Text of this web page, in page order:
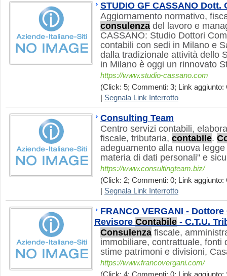
STUDIO GF CASSANO
Aggiornamento normativo,
consulenza del lavoro e
CASSANO: Studio Dottori
contabili con sedi in Milano e
dalla tradizionale attività dello
in Milano è oggi un rinnovato
https://www.studio-cassano.com
(Click: 5; Commenti: 3; Link aggiunto:
Segnala Link Interrotto
Consulting Team
Centro servizi contabili,
fiscale, tributaria, contabile.
adeguamento alla nuova
materia di dati personali" e
https://www.consultingteam.biz/
(Click: 2; Commenti: 0; Link aggiunto:
Segnala Link Interrotto
FRANCO VERGANI -
Revisore Contabile - C.T.U.
Consulenza fiscale,
immobiliare, contrattuale, fonti
stime patrimoni e divisioni,
https://www.francovergani.com/